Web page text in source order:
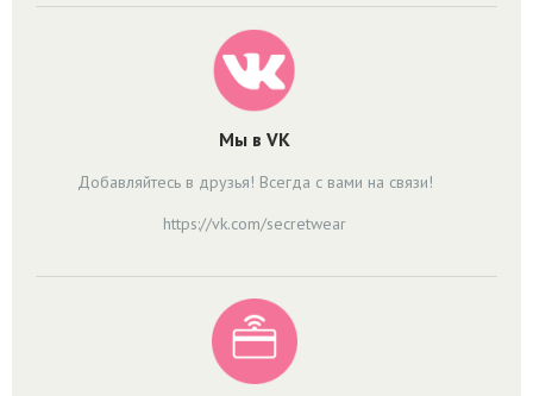
Мы в VK
Добавляйтесь в друзья! Всегда с вами на связи!
https://vk.com/secretwear